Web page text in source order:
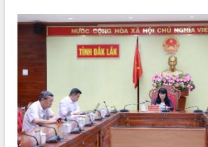
LIÊN KẾT WEB
THỐNG KÊ TRUY CẬP
Hôm nay: 27128
Tất cả: 66003270